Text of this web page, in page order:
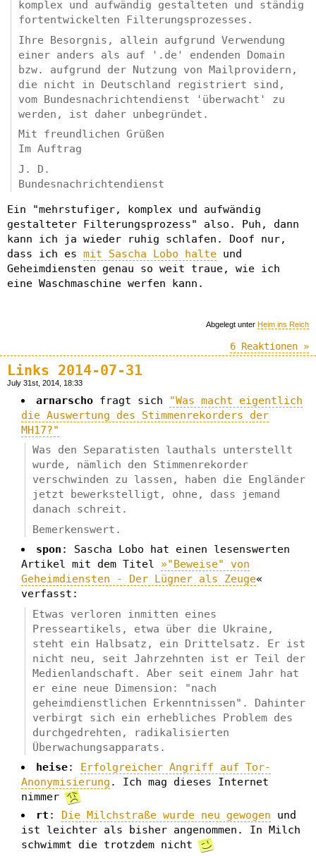
komplex und aufwändig gestalteten und ständig
fortentwickelten Filterungsprozesses.
Ihre Besorgnis, allein aufgrund Verwendung
einer anders als auf '.de' endenden Domain
bzw. aufgrund der Nutzung von Mailprovidern,
die nicht in Deutschland registriert sind,
vom Bundesnachrichtendienst 'überwacht' zu
werden, ist daher unbegründet.
Mit freundlichen Grüßen
Im Auftrag
J. D.
Bundesnachrichtendienst
Ein "mehrstufiger, komplex und aufwändig
gestalteter Filterungsprozess" also. Puh, dann
kann ich ja wieder ruhig schlafen. Doof nur,
dass ich es mit Sascha Lobo halte und
Geheimdiensten genau so weit traue, wie ich
eine Waschmaschine werfen kann.
Abgelegt unter Heim ins Reich
6 Reaktionen »
Links 2014-07-31
July 31st, 2014, 18:33
arnarscho fragt sich
"Was macht eigentlich
die Auswertung des Stimmenrekorders der
MH17?"
Was den Separatisten lauthals unterstellt
wurde, nämlich den Stimmenrekorder
verschwinden zu lassen, haben die Engländer
jetzt bewerkstelligt, ohne, dass jemand
danach schreit.
Bemerkenswert.
spon : Sascha Lobo hat einen lesenswerten
Artikel mit dem Titel »"Beweise" von
Geheimdiensten - Der Lügner als Zeuge«
verfasst:
Etwas verloren inmitten eines
Presseartikels, etwa über die Ukraine,
steht ein Halbsatz, ein Drittelsatz. Er ist
nicht neu, seit Jahrzehnten ist er Teil der
Medienlandschaft. Aber seit einem Jahr hat
er eine neue Dimension: "nach
geheimdienstlichen Erkenntnissen". Dahinter
verbirgt sich ein erhebliches Problem des
durchgedrehten, radikalisierten
Überwachungsapparats.
heise:
Erfolgreicher Angriff auf Tor-
Anonymisierung . Ich mag dieses Internet
nimmer
rt : Die Milchstraße wurde neu gewogen und
ist leichter als bisher angenommen. In Milch
schwimmt die trotzdem nicht